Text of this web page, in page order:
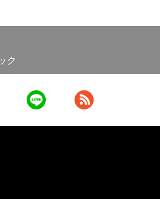
ク